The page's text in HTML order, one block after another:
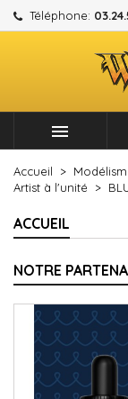
Téléphone:

Accueil
Artist à l'unité
ACCUEIL
NOTRE
Mes
Créer une
Créer
Nom de la
Vous devez
votre liste